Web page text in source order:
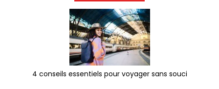
4 conseils essentiels pour voyager sans souci